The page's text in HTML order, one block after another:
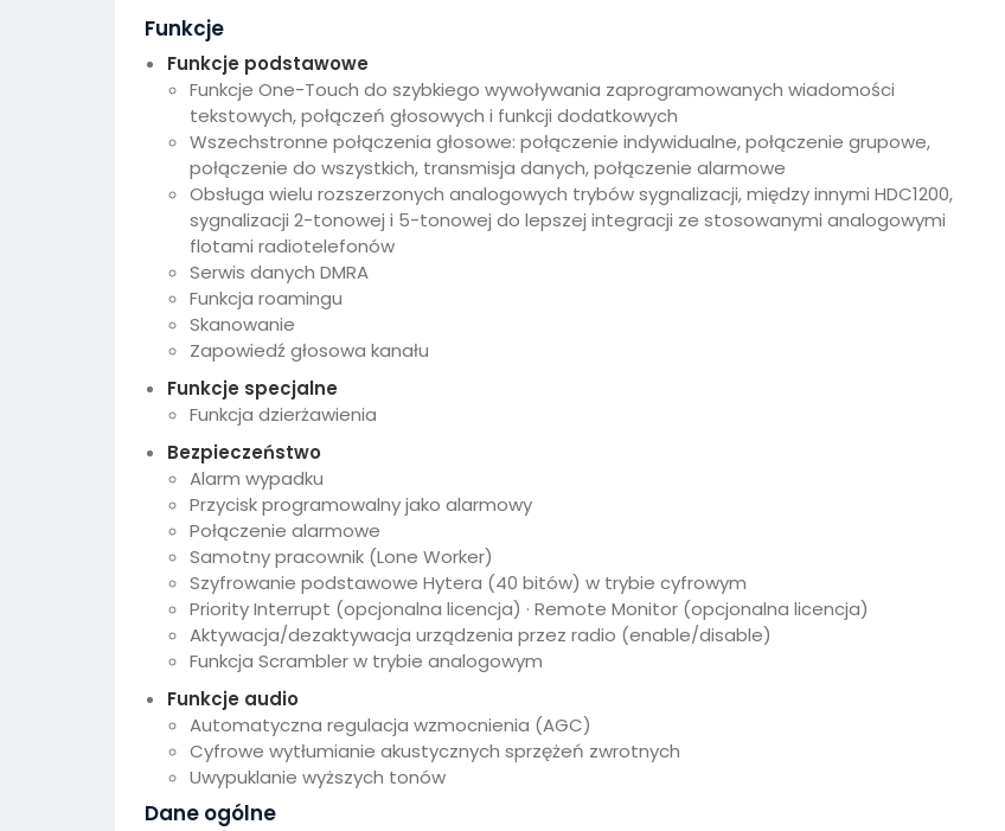
Funkcje
Funkcje podstawowe
Funkcje One-Touch do szybkiego wywoływania zaprogramowanych wiadomości
tekstowych, połączeń głosowych i funkcji dodatkowych
Wszechstronne połączenia głosowe: połączenie indywidualne, połączenie grupowe,
połączenie do wszystkich, transmisja danych, połączenie alarmowe
Obsługa wielu rozszerzonych analogowych trybów sygnalizacji, między innymi HDC1200,
sygnalizacji 2-tonowej i 5-tonowej do lepszej integracji ze stosowanymi analogowymi
flotami radiotelefonów
Serwis danych DMRA
Funkcja roamingu
Skanowanie
Zapowiedź głosowa kanału
Funkcje specjalne
Funkcja dzierżawienia
Bezpieczeństwo
Alarm wypadku
Przycisk programowalny jako alarmowy
Połączenie alarmowe
Samotny pracownik (Lone Worker)
Szyfrowanie podstawowe Hytera (40 bitów) w trybie cyfrowym
Priority Interrupt (opcjonalna licencja) · Remote Monitor (opcjonalna licencja)
Aktywacja/dezaktywacja urządzenia przez radio (enable/disable)
Funkcja Scrambler w trybie analogowym
Funkcje audio
Automatyczna regulacja wzmocnienia (AGC)
Cyfrowe wytłumianie akustycznych sprzężeń zwrotnych
Uwypuklanie wyższych tonów
Dane ogólne